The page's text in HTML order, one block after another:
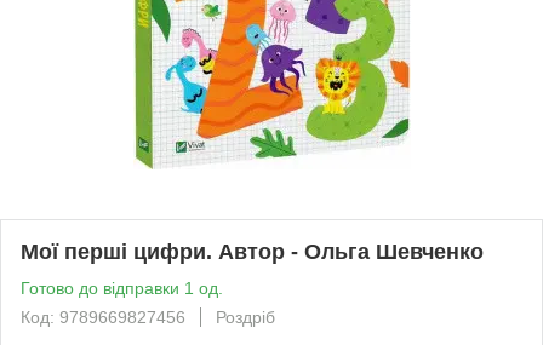
Мої перші цифри. Автор - Ольга Шевченко
Готово до відправки 1 од.
Код: 9789669827456
Роздріб